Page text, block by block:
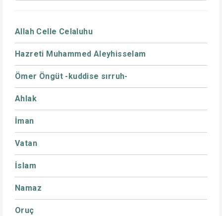
Allah Celle Celaluhu
Hazreti Muhammed Aleyhisselam
Ömer Öngüt -kuddise sırruh-
Ahlak
İman
Vatan
İslam
Namaz
Oruç